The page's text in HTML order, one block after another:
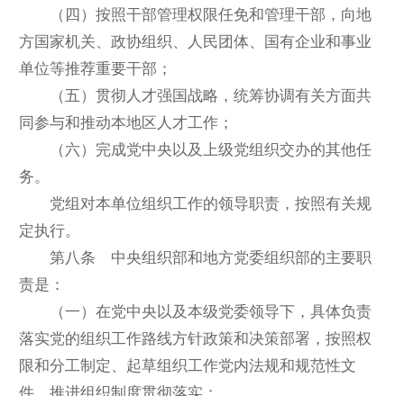
（四）按照干部管理权限任免和管理干部，向地
方国家机关、政协组织、人民团体、国有企业和事业
单位等推荐重要干部；
（五）贯彻人才强国战略，统筹协调有关方面共
同参与和推动本地区人才工作；
（六）完成党中央以及上级党组织交办的其他任
务。
党组对本单位组织工作的领导职责，按照有关规
定执行。
第八条 中央组织部和地方党委组织部的主要职
责是：
（一）在党中央以及本级党委领导下，具体负责
落实党的组织工作路线方针政策和决策部署，按照权
限和分工制定、起草组织工作党内法规和规范性文
件，推进组织制度贯彻落实；